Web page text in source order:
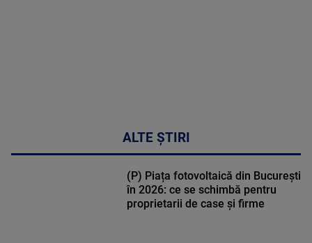
ALTE ȘTIRI
(P) Piața fotovoltaică din București
în 2026: ce se schimbă pentru
proprietarii de case și firme